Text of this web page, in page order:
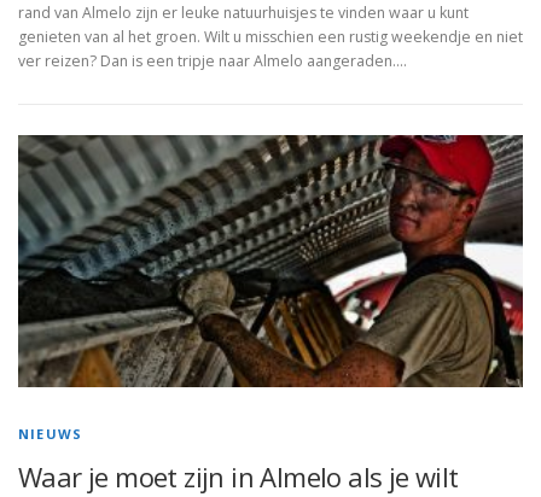
rand van Almelo zijn er leuke natuurhuisjes te vinden waar u kunt
genieten van al het groen. Wilt u misschien een rustig weekendje en niet
ver reizen? Dan is een tripje naar Almelo aangeraden.…
NIEUWS
Waar je moet zijn in Almelo als je wilt